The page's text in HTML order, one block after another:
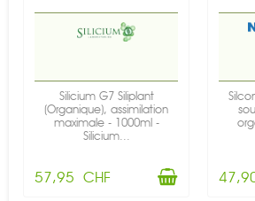
Silicium G7 Siliplant
(Organique), assimilation
maximale - 1000ml -
Silicium...
57,95 CHF